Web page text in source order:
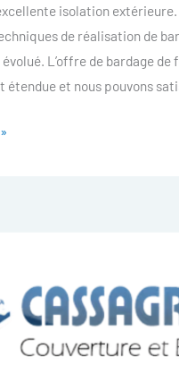
isolation extérieure.
de réalisation de
L’offre de bardage de
étendue et nous pouvons